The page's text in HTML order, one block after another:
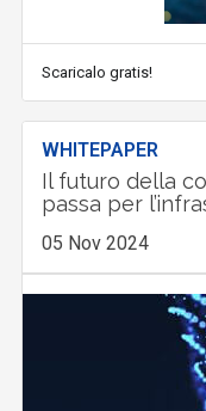
Scaricalo gratis!
WHITEPAPER
Il futuro della
passa per
05 Nov 2024